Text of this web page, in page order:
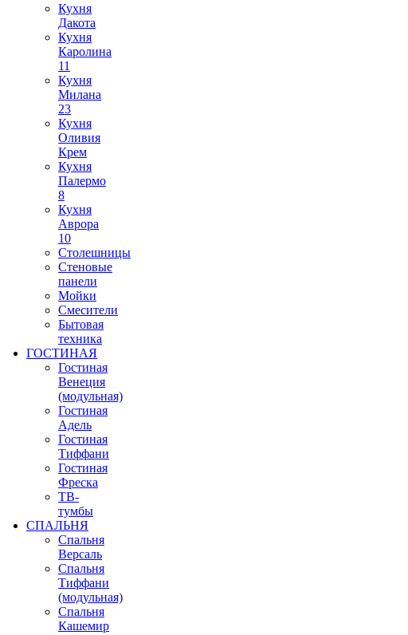
Кухня
Дакота
Кухня
Каролина
11
Кухня
Милана
23
Кухня
Оливия
Крем
Кухня
Палермо
8
Кухня
Аврора
10
Столешницы
Стеновые
панели
Мойки
Смесители
Бытовая
техника
ГОСТИНАЯ
Гостиная
Венеция
(модульная)
Гостиная
Адель
Гостиная
Тиффани
Гостиная
Фреска
ТВ-
тумбы
СПАЛЬНЯ
Спальня
Версаль
Спальня
Тиффани
(модульная)
Спальня
Кашемир